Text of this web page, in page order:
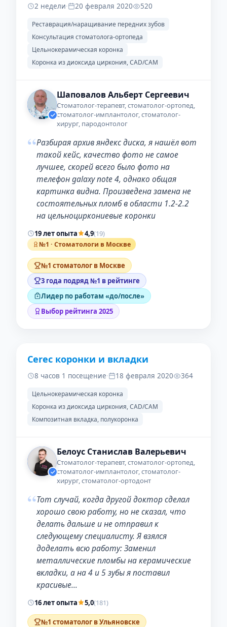
2 недели· 20 февраля 2020 520
Реставрация/наращивание передних зубов
Консультация стоматолога-ортопеда
Цельнокерамическая коронка
Коронка из диоксида циркония, CAD/CAM
Шаповалов Альберт Сергеевич
Стоматолог-терапевт, стоматолог-ортопед,
стоматолог-имплантолог, стоматолог-
хирург, пародонтолог
“Разбирая архив яндекс диска, я нашёл вот
такой кейс, качество фото не самое
лучшее, скорей всего было фото на
телефон galaxy note 4, однако общая
картинка видна. Произведена замена не
состоятельных пломб в области 1.2-2.2
на цельноциркониевые коронки
19 лет опыта 4,9(19)
№1 · Стоматологи в Москве
№1 стоматолог в Москве
3 года подряд №1 в рейтинге
Лидер по работам «до/после»
Выбор рейтинга 2025
ДО
Cerec коронки и вкладки
8 часов 1 посещение· 18 февраля 2020 364
Цельнокерамическая коронка
Коронка из диоксида циркония, CAD/CAM
Композитная вкладка, полукоронка
Белоус Станислав Валерьевич
Стоматолог-терапевт, стоматолог-ортопед,
стоматолог-имплантолог, стоматолог-
хирург, стоматолог-ортодонт
“Тот случай, когда другой доктор сделал
хорошо свою работу, но не сказал, что
делать дальше и не отправил к
следующему специалисту. Я взялся
доделать всю работу: Заменил
металлические пломбы на керамические
вкладки, а на 4 и 5 зубы я поставил
красивые…
16 лет опыта 5,0(181)
№1 стоматолог в Ульяновске